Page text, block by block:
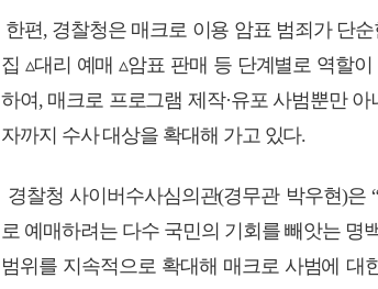
한편, 경찰청은 매크로 이용 암표 범죄가 단
집 ▵대리 예매 ▵암표 판매 등 단계별로 역할
하여, 매크로 프로그램 제작·유포 사범뿐만
자까지 수사 대상을 확대해 가고 있다.
경찰청 사이버수사심의관(경무관 박우현)
로 예매하려는 다수 국민의 기회를 빼앗는 명
범위를 지속적으로 확대해 매크로 사범에 대